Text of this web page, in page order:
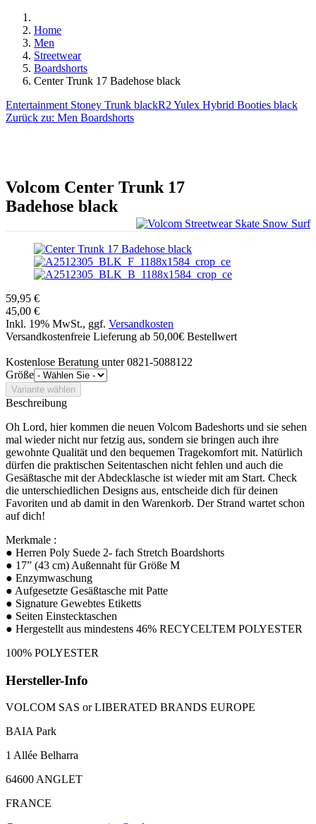
Home
Men
Streetwear
Boardshorts
Center Trunk 17 Badehose black
Entertainment Stoney Trunk blackR2 Yulex Hybrid Booties black
Zurück zu: Men Boardshorts
Volcom Center Trunk 17
Badehose black
59,95 €
45,00 €
Inkl. 19% MwSt., ggf. Versandkosten
Versandkostenfreie Lieferung ab 50,00€ Bestellwert
Kostenlose Beratung unter 0821-5088122
Größe
Beschreibung
Oh Lord, hier kommen die neuen Volcom Badeshorts und sie sehen
mal wieder nicht nur fetzig aus, sondern sie bringen auch ihre
gewohnte Qualität und den bequemen Tragekomfort mit. Natürlich
dürfen die praktischen Seitentaschen nicht fehlen und auch die
Gesäßtasche mit der Abdecklasche ist wieder mit am Start. Check
die unterschiedlichen Designs aus, entscheide dich für deinen
Favoriten und ab damit in den Warenkorb. Der Strand wartet schon
auf dich!
Merkmale :
● Herren Poly Suede 2- fach Stretch Boardshorts
● 17” (43 cm) Außennaht für Größe M
● Enzymwaschung
● Aufgesetzte Gesäßtasche mit Patte
● Signature Gewebtes Etiketts
● Seiten Einstecktaschen
● Hergestellt aus mindestens 46% RECYCELTEM POLYESTER
100% POLYESTER
Hersteller-Info
VOLCOM SAS or LIBERATED BRANDS EUROPE
BAIA Park
1 Allée Belharra
64600 ANGLET
FRANCE